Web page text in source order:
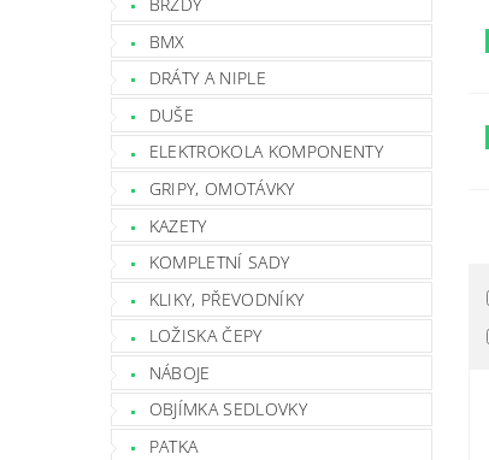
BMX
DRÁTY A NIPLE
DUŠE
ELEKTROKOLA KOMPONENTY
GRIPY, OMOTÁVKY
KAZETY
KOMPLETNÍ SADY
KLIKY, PŘEVODNÍKY
LOŽISKA ČEPY
NÁBOJE
OBJÍMKA SEDLOVKY
PATKA